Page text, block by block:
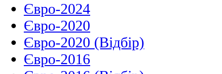
Євро-2024
Євро-2020
Євро-2020 (Відбір)
Євро-2016